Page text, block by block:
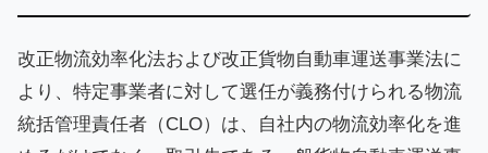
改正物流効率化法および改正貨物自動車運送事業法に
より、特定事業者に対して選任が義務付けられる物流
統括管理責任者（CLO）は、自社内の物流効率化を進